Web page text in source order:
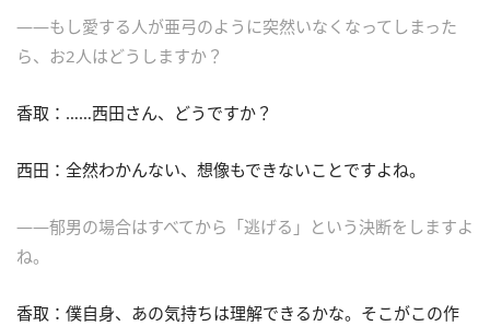
――もし愛する人が亜弓のように突然いなくなってしまった
ら、お2人はどうしますか？
香取：……西田さん、どうですか？
西田：全然わかんない、想像もできないことですよね。
――郁男の場合はすべてから「逃げる」という決断をしますよ
ね。
香取：僕自身、あの気持ちは理解できるかな。そこがこの作